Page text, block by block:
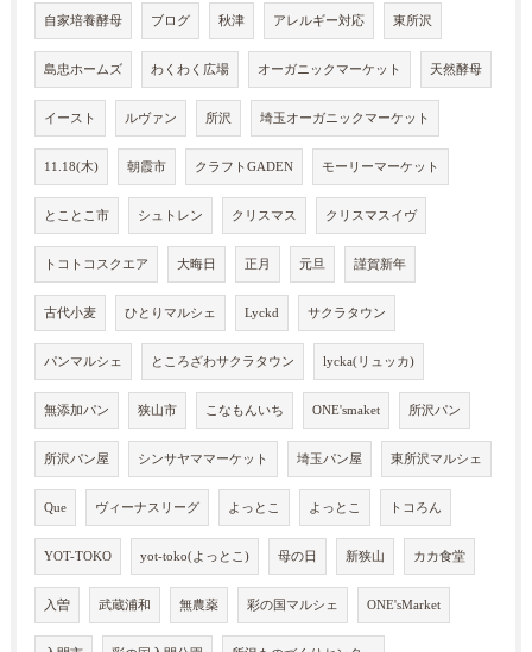
自家培養酵母 ブログ 秋津 アレルギー対応 東所沢
島忠ホームズ わくわく広場 オーガニックマーケット 天然酵母
イースト ルヴァン 所沢 埼玉オーガニックマーケット
11.18(木) 朝霞市 クラフトGADEN モーリーマーケット
とことこ市 シュトレン クリスマス クリスマスイヴ
トコトコスクエア 大晦日 正月 元旦 謹賀新年
古代小麦 ひとりマルシェ Lyckd サクラタウン
パンマルシェ ところざわサクラタウン lycka(リュッカ)
無添加パン 狭山市 こなもんいち ONE'smaket 所沢パン
所沢パン屋 シンサヤママーケット 埼玉パン屋 東所沢マルシェ
Que ヴィーナスリーグ よっとこ よっとこ トコろん
YOT-TOKO yot-toko(よっとこ) 母の日 新狭山 カカ食堂
入曽 武蔵浦和 無農薬 彩の国マルシェ ONE'sMarket